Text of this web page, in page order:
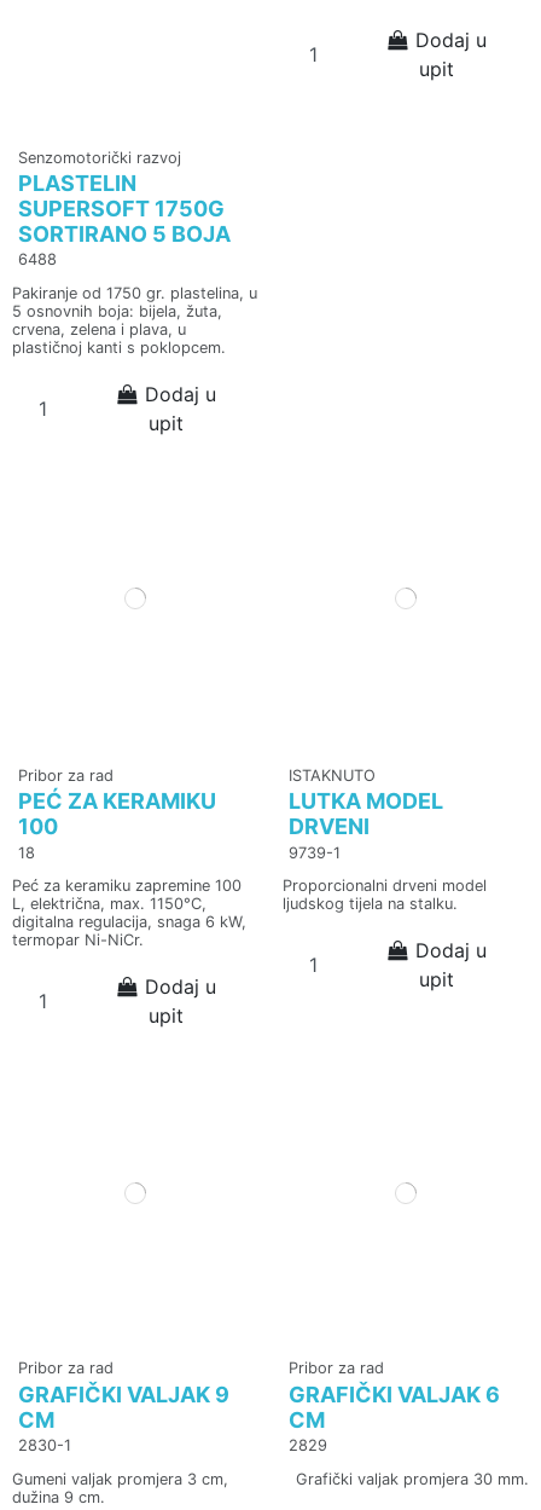
Senzomotorički razvoj
PLASTELIN
SUPERSOFT 1750G
SORTIRANO 5 BOJA
6488
Pakiranje od 1750 gr. plastelina, u
5 osnovnih boja: bijela, žuta,
crvena, zelena i plava, u
plastičnoj kanti s poklopcem.
Dodaj u
upit
Dodaj u
upit
Pribor za rad
PEĆ ZA KERAMIKU
100
18
Peć za keramiku zapremine 100
L, električna, max. 1150°C,
digitalna regulacija, snaga 6 kW,
termopar Ni-NiCr.
Dodaj u
upit
ISTAKNUTO
LUTKA MODEL
DRVENI
9739-1
Proporcionalni drveni model
ljudskog tijela na stalku.
Dodaj u
upit
Pribor za rad
GRAFIČKI VALJAK 9
CM
2830-1
Gumeni valjak promjera 3 cm,
dužina 9 cm.
Pribor za rad
GRAFIČKI VALJAK 6
CM
2829
Grafički valjak promjera 30 mm.